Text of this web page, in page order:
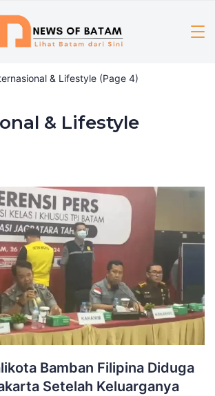
& Lifestyle(Page 4)
& Lifestyle
Bamban Filipina Diduga
Setelah Keluarganya